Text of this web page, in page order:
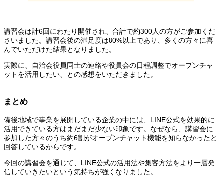
講習会は計6回にわたり開催され、合計で約300人の方がご参加くだ
さいました。講習会後の満足度は80%以上であり、多くの方々に喜
んでいただけた結果となりました。
実際に、自治会役員同士の連絡や役員会の日程調整でオープンチャ
ットを活用したい、との感想をいただきました。
まとめ
備後地域で事業を展開している企業の中には、LINE公式を効果的に
活用できている方はまだまだ少ない印象です。なぜなら、講習会に
参加した方々のうち約6割がオープンチャット機能を知らなかったと
回答しているからです。
今回の講習会を通じて、LINE公式の活用法や集客方法をより一層発
信していきたいという気持ちが強くなりました。